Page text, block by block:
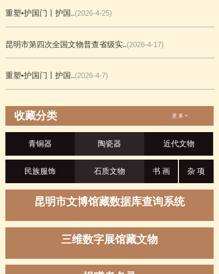
重塑•护国门丨护国..(2026-4-25)
昆明市第四次全国文物普查省级实..(2026-4-17)
重塑•护国门丨护国..(2026-4-7)
收藏分类 更 多 +
青铜器 陶瓷器 近代文物
民族服饰 石质文物 书 画 杂 项
昆明市文博馆藏数据库查询系统
三维数字展馆藏文物